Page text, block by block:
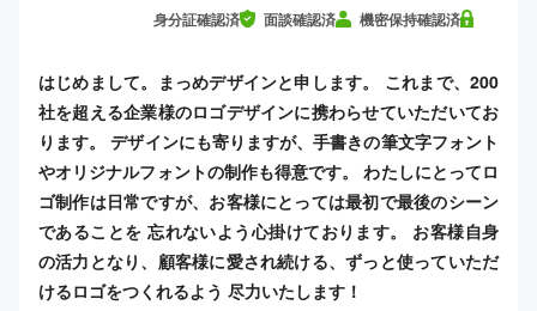
身分証確認済 面談確認済 機密保持確認済
はじめまして。まっめデザインと申します。 これまで、200
社を超える企業様のロゴデザインに携わらせていただいてお
ります。 デザインにも寄りますが、手書きの筆文字フォント
やオリジナルフォントの制作も得意です。 わたしにとってロ
ゴ制作は日常ですが、お客様にとっては最初で最後のシーン
であることを 忘れないよう心掛けております。 お客様自身
の活力となり、顧客様に愛され続ける、ずっと使っていただ
けるロゴをつくれるよう 尽力いたします！